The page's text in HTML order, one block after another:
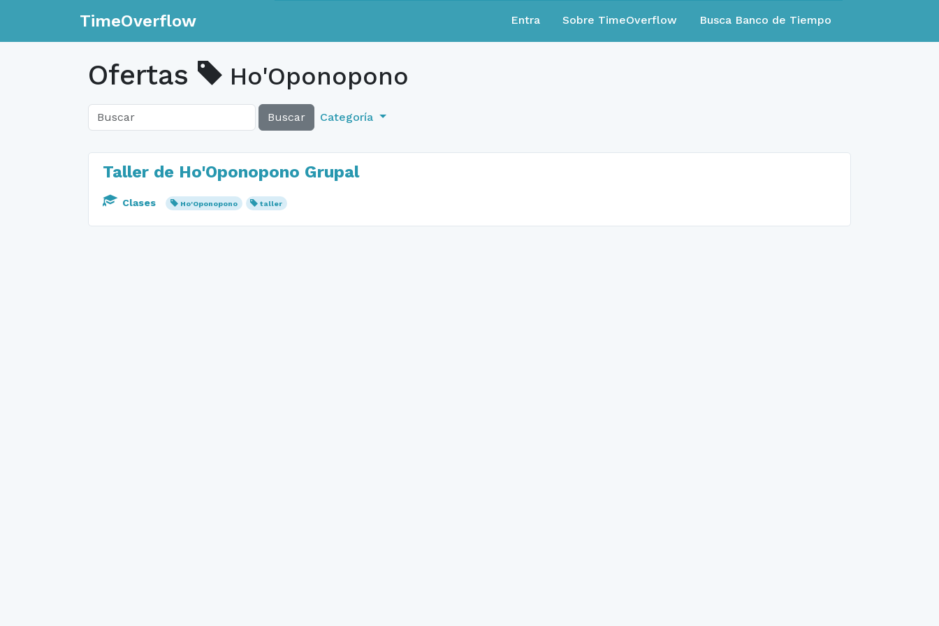
TimeOverflow Entra Sobre TimeOverflow Busca Banco de Tiempo
Ofertas Ho'Oponopono
Buscar Categoría
Taller de Ho'Oponopono Grupal
Clases Ho'Oponopono taller